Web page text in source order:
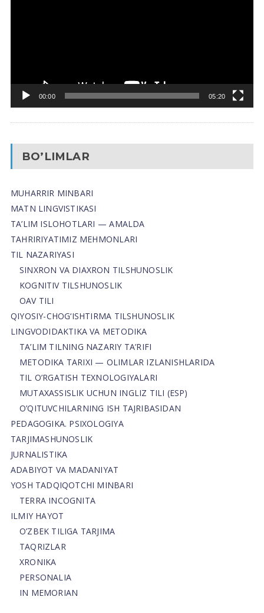
00:00 05:20
BO’LIMLAR
MUHARRIR MINBARI
MATN LINGVISTIKASI
TA’LIM ISLOHOTLARI — AMALDA
TAHRIRIYATIMIZ MEHMONLARI
TIL NAZARIYASI
SINXRON VA DIAXRON TILSHUNOSLIK
KOGNITIV TILSHUNOSLIK
OAV TILI
QIYOSIY-CHOG‘ISHTIRMA TILSHUNOSLIK
LINGVODIDAKTIKA VA METODIKA
TA’LIM TILNING NAZARIY TA’RIFI
METODIKA TARIXI — OLIMLAR IZLANISHLARIDA
TIL O’RGATISH TEXNOLOGIYALARI
MUTAXASSISLIK UCHUN INGLIZ TILI (ESP)
O’QITUVCHILARNING ISH TAJRIBASIDAN
PEDAGOGIKA. PSIXOLOGIYA
TARJIMASHUNOSLIK
JURNALISTIKA
ADABIYOT VA MADANIYAT
YOSH TADQIQOTCHI MINBARI
TERRA INCOGNITA
ILMIY HAYOT
O’ZBEK TILIGA TARJIMA
TAQRIZLAR
XRONIKA
PERSONALIA
IN MEMORIAN